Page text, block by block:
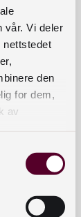
vår. Vi deler
nettstedet
den
for dem,
av
dei
Og
og
til nye